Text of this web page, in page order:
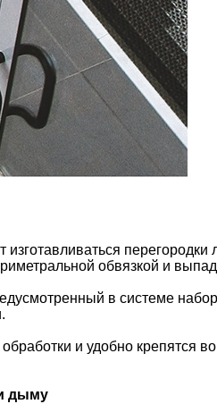
обвязкой и
в системе
и удобно
дыму